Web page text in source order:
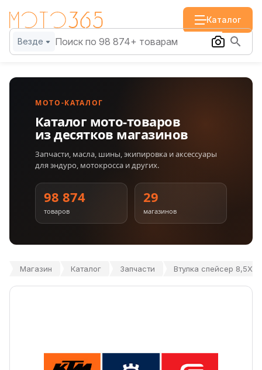
Каталог
Везде
МОТО-КАТАЛОГ
Каталог мото-товаров
из десятков магазинов
Запчасти, масла, шины, экипировка и аксессуары
для эндуро, мотокросса и других.
98 874
товаров
29
магазинов
Магазин Каталог Запчасти Втулка спейсер